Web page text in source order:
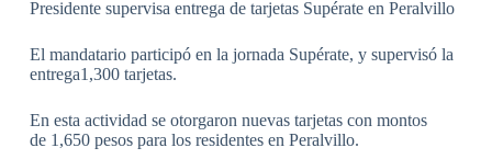
Presidente supervisa entrega de tarjetas Supérate en Peralvillo
El mandatario participó en la jornada Supérate, y supervisó la
entrega1,300 tarjetas.
En esta actividad se otorgaron nuevas tarjetas con montos
de 1,650 pesos para los residentes en Peralvillo.